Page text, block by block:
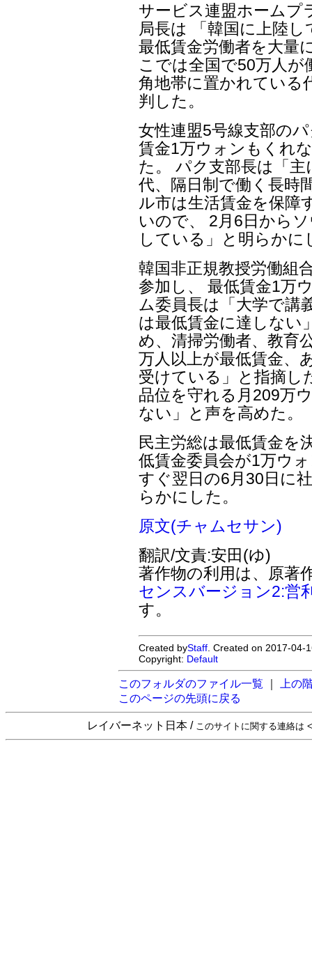
サービス連盟ホームプ
局長は 「韓国に上陸
最低賃金労働者を大量
こでは全国で50万人が
角地帯に置かれている
判した。
女性連盟5号線支部の
賃金1万ウォンもくれ
た。 パク支部長は「
代、隔日制で働く長時
ル市は生活賃金を保障
いので、 2月6日から
している」と明らかに
韓国非正規教授労働組
参加し、 最低賃金1万
ム委員長は「大学で講
は最低賃金に達しない
め、清掃労働者、教育
万人以上が最低賃金、
受けている」と指摘し
品位を守れる月209万
ない」と声を高めた。
民主労総は最低賃金を
低賃金委員会が1万ウ
すぐ翌日の6月30日に
らかにした。
原文(チャムセサン)
翻訳/文責:安田(ゆ)
著作物の利用は、原著
センスバージョン2:営
す。
Created byStaff . Created on 2017-
Copyright: Default
このフォルダのファイル一覧
上の
このページの先頭に戻る
レイバーネット日本 / このサイトに関する連絡は